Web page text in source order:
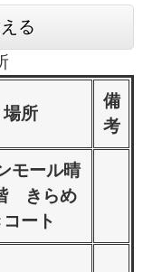
る
場所
備
考
モール晴
きらめ
コート